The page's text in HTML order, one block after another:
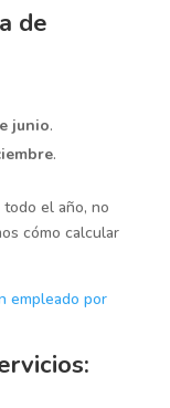
de
junio.
.
el año, no
cómo calcular
empleado por